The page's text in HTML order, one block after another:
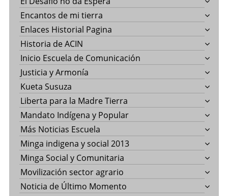
Encantos de mi tierra
Enlaces Historial Pagina
Historia de ACIN
Inicio Escuela de Comunicación
Justicia y Armonía
Kueta Susuza
Liberta para la Madre Tierra
Mandato Indígena y Popular
Más Noticias Escuela
Minga indigena y social 2013
Minga Social y Comunitaria
Movilización sector agrario
Noticia de Último Momento